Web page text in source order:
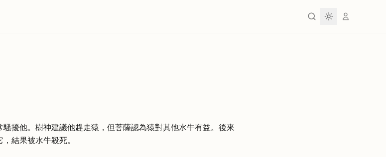
擾他。樹神建議他趕走猿，但菩薩認為猿對其他水牛有益。後來
結果被水牛殺死。